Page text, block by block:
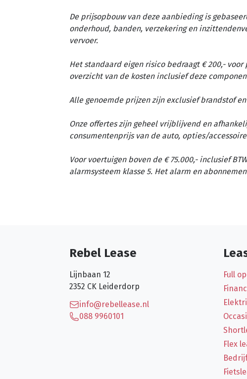
De prijsopbouw van deze aanbieding is
onderhoud, banden, verzekering en
vervoer.
Het standaard eigen risico bedraagt € 200,- voor
overzicht van de kosten inclusief deze
Alle genoemde prijzen zijn exclusief brandstof en
Onze offertes zijn geheel vrijblijvend en
consumentenprijs van de auto, opties/
Voor voertuigen boven de € 75.000,- inclusief
alarmsysteem klasse 5. Het alarm en
Rebel Lease
Lijnbaan 12
2352 CK Leiderdorp
info@rebellease.nl
088 9960101
Full
Flex